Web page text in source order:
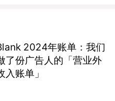
2024年账单：我们
了份广告人的「营业外
入账单」